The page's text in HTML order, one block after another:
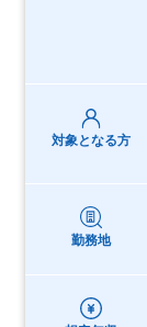
対象となる方
勤務地